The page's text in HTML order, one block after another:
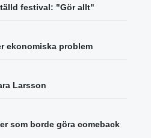
festival: "Gör allt"
ekonomiska problem
Larsson
som borde göra comeback